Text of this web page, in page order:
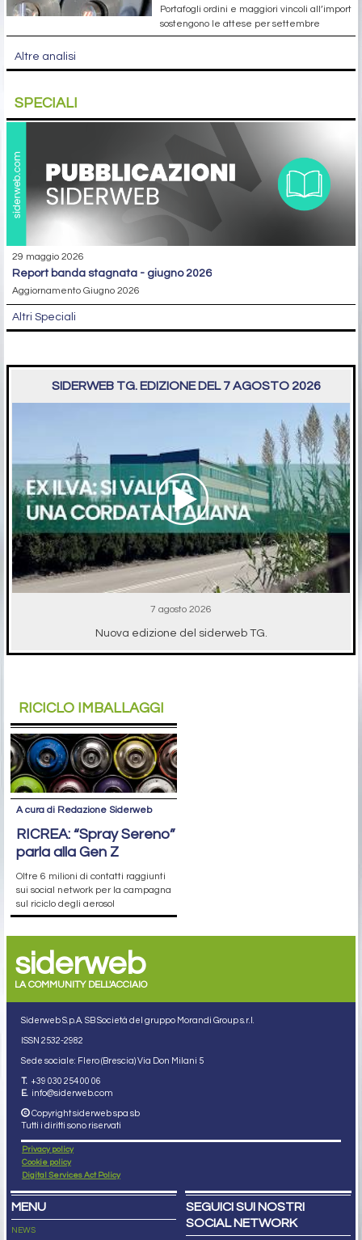
Portafogli ordini e maggiori vincoli all’import
sostengono le attese per settembre
Altre analisi
SPECIALI
29 maggio 2026
report banda stagnata - giugno 2026
Aggiornamento Giugno 2026
Altri Speciali
SIDERWEB TG. EDIZIONE DEL 7 AGOSTO 2026
7 agosto 2026
Nuova edizione del siderweb TG.
RICICLO IMBALLAGGI
A cura di Redazione Siderweb
RICREA: “Spray Sereno”
parla alla Gen Z
Oltre 6 milioni di contatti raggiunti
sui social network per la campagna
sul riciclo degli aerosol
siderweb
LA COMMUNITY DELL'ACCIAIO
Siderweb S.p.A. SB Società del gruppo Morandi Group s.r.l.
ISSN 2532-2982
Sede sociale: Flero (Brescia) Via Don Milani 5
T. +39 030 254 00 06
E. info@siderweb.com
Copyright siderweb spa sb
Tutti i diritti sono riservati
Privacy policy
Cookie policy
Digital Services Act Policy
MENU
NEWS
SEGUICI SUI NOSTRI
SOCIAL NETWORK